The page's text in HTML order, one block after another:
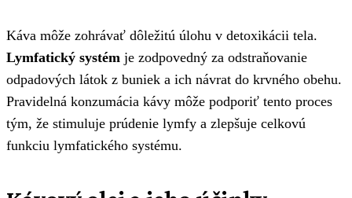
Káva môže zohrávať dôležitú úlohu v detoxikácii tela.
Lymfatický systém je zodpovedný za odstraňovanie
odpadových látok z buniek a ich návrat do krvného obehu.
Pravidelná konzumácia kávy môže podporiť tento proces
tým, že stimuluje prúdenie lymfy a zlepšuje celkovú
funkciu lymfatického systému.